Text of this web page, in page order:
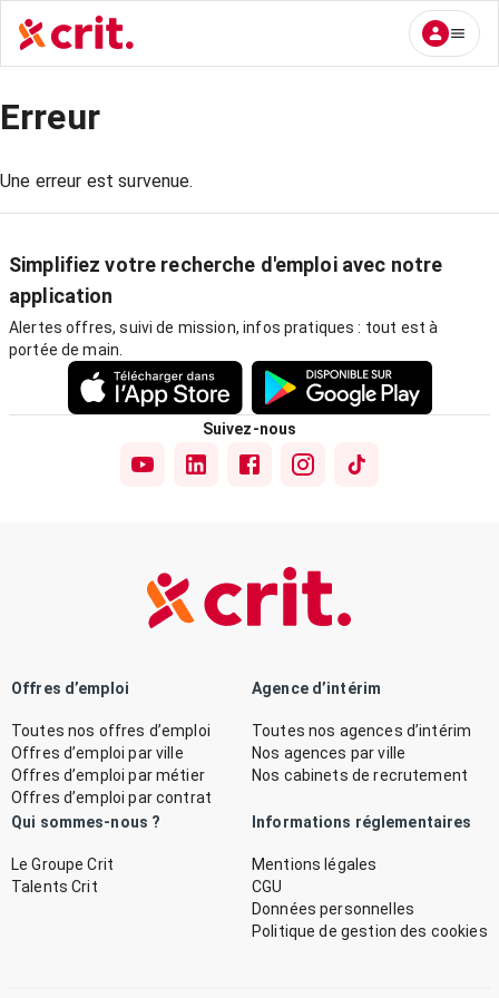
Erreur
Une erreur est survenue.
Simplifiez votre recherche d'emploi avec notre
application
Alertes offres, suivi de mission, infos pratiques : tout est à
portée de main.
Suivez-nous
Offres d’emploi
Toutes nos offres d’emploi
Offres d’emploi par ville
Offres d’emploi par métier
Offres d’emploi par contrat
Agence d’intérim
Toutes nos agences d’intérim
Nos agences par ville
Nos cabinets de recrutement
Qui sommes-nous ?
Le Groupe Crit
Talents Crit
Informations réglementaires
Mentions légales
CGU
Données personnelles
Politique de gestion des cookies